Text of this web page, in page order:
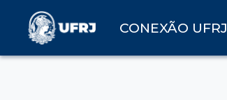
CONEXÃO UFRJ